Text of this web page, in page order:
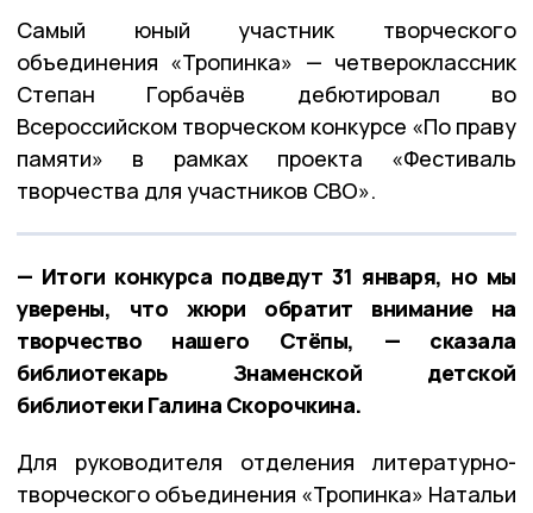
Самый юный участник творческого
объединения «Тропинка» — четвероклассник
Степан Горбачёв дебютировал во
Всероссийском творческом конкурсе «По праву
памяти» в рамках проекта «Фестиваль
творчества для участников СВО».
— Итоги конкурса подведут 31 января, но мы
уверены, что жюри обратит внимание на
творчество нашего Стёпы, — сказала
библиотекарь Знаменской детской
библиотеки Галина Скорочкина.
Для руководителя отделения литературно-
творческого объединения «Тропинка» Натальи